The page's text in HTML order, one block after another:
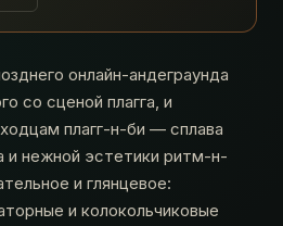
онлайн-андеграунда
со сценой плагга, и
плагг-н-би — сплава
и нежной эстетики ритм-н-
и глянцевое:
и колокольчиковые